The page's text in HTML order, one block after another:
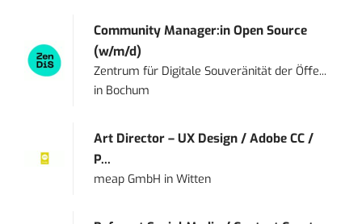
Community Manager:in Open Source
(w/m/d)
Zentrum für Digitale Souveränität der Öffe...
in Bochum
Art Director – UX Design / Adobe CC /
P...
meap GmbH inWitten